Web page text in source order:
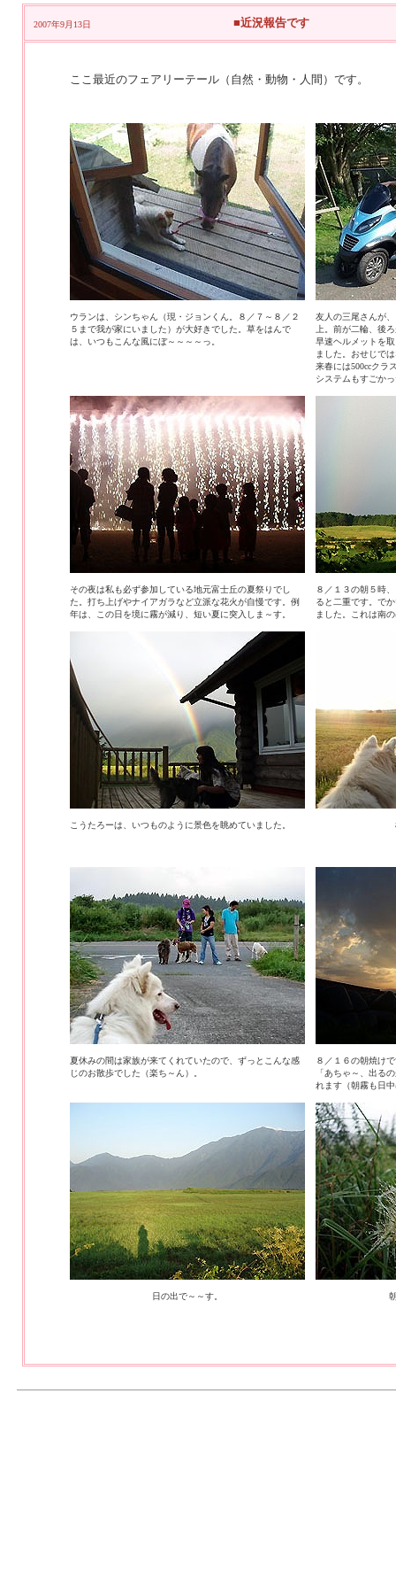
2007年9月13日 ■近況報告です
ここ最近のフェアリーテール（自然・動物・人間）です。
ウランは、シンちゃん（現・ジョンくん。８／７～８／２
５まで我が家にいました）が大好きでした。草をはんで
は、いつもこんな風にぼ～～～～っ。
友人の三尾さんが
上。前が二輪、後
早速ヘルメットを
ました。おせじで
来春には500ccクラ
システムもすごか
その夜は私も必ず参加している地元富士丘の夏祭りでし
た。打ち上げやナイアガラなど立派な花火が自慢です。例
年は、この日を境に霧が減り、短い夏に突入しま～す。
８／１３の朝５時
ると二重です。で
ました。これは南
こうたろーは、いつものように景色を眺めていました。
夏休みの間は家族が来てくれていたので、ずっとこんな感
じのお散歩でした（楽ち～ん）。
８／１６の朝焼け
「あちゃ～、出る
れます（朝霧も日
日の出で～～す。